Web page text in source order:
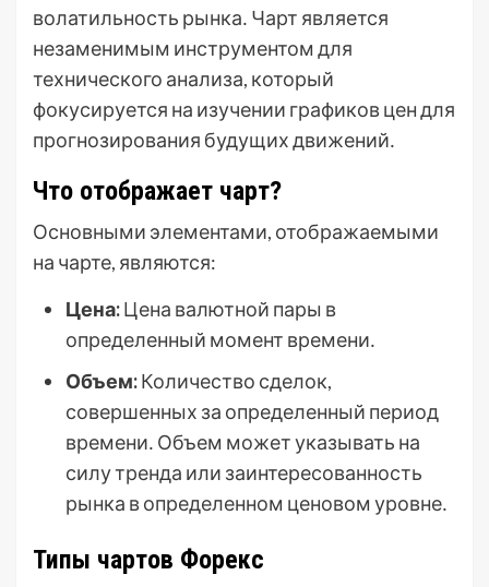
волатильность рынка․ Чарт является
незаменимым инструментом для
технического анализа, который
фокусируется на изучении графиков цен для
прогнозирования будущих движений․
Что отображает чарт?
Основными элементами, отображаемыми
на чарте, являются:
Цена:Цена валютной пары в
определенный момент времени․
Объем:Количество сделок,
совершенных за определенный период
времени․ Объем может указывать на
силу тренда или заинтересованность
рынка в определенном ценовом уровне․
Типы чартов Форекс